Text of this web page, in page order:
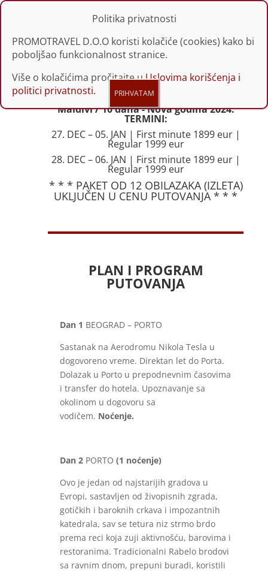
Maldivi / 10 dana - Nova godina 2024.
TERMINI:
27. DEC – 05. JAN | First minute 1899 eur |
Regular 1999 eur
28. DEC – 06. JAN | First minute 1899 eur |
Regular 1999 eur
* * * PAKET OD 12 OBILAZAKA (IZLETA)
UKLJUČEN U CENU PUTOVANJA * * *
PLAN I PROGRAM
PUTOVANJA
Dan 1 BEOGRAD – PORTO
Sastanak na Aerodromu Nikola Tesla u
dogovoreno vreme. Direktan let do Porta.
Dolazak u Porto u prepodnevnim časovima
i transfer do hotela. Upoznavanje sa
okolinom u dogovoru sa
vodičem. Noćenje.
Dan 2 PORTO (1 noćenje)
Ovo je jedan od najstarijih gradova u
Evropi, sastavljen od živopisnih zgrada,
gotičkih i baroknih crkava i impozantnih
katedrala, sav se tetura niz strmo brdo
prema reci koja zuji aktivnošću, barovima i
restoranima. Tradicionalni Rabelo brodovi
sa ravnim dnom, prepuni buradi, koristili
Politika privatnosti
PROMOTRAVEL D.O.O koristi kolačiće (cookies) kako bi
poboljšao funkcionalnost stranice.
Više o kolačićima pročitajte uUslovima korišćenja i
politici privatnosti.